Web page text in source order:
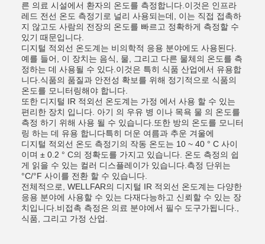
른 의료 시설에서 환자의 온도를 측정합니다.이것은 인프라
레드 전선 온도 측정기로 널리 사용되는데, 이는 직접 접촉하
지 않고도 사람의 전장의 온도를 빠르고 정확하게 측정할 수
있기 때문입니다.
디지털 적외선 온도계는 비의학적 응용 분야에도 사용된다.
예를 들어, 이 장치는 음식, 물, 그리고 다른 물체의 온도를 측
정하는 데 사용될 수 있다.이것은 특히 식품 산업에서 유용합
니다.식품의 품질과 안전성 확보를 위해 정기적으로 식품의
온도를 모니터링해야 합니다.
또한 디지털 IR 적외선 온도계는 가정 에서 사용 할 수 있는
편리한 장치 입니다. 아기 의 우유 병 이나 목욕 물 의 온도를
측정 하기 위해 사용 될 수 있습니다.또한 방의 온도를 모니터
링 하는 데 유용 합니다특히 더운 여름과 추운 겨울에
디지털 적외선 온도 측정기의 작동 온도는 10 ~ 40 ° C 사이
이며 ± 0.2 ° C의 정확도를 가지고 있습니다. 온도 측정의 쉽
게 읽을 수 있는 컬러 디스플레이가 있습니다.측정 단위는
°C/°F 사이를 전환 할 수 있습니다.
전체적으로, WELLFAR의 디지털 IR 적외선 온도계는 다양한
응용 분야에 사용할 수 있는 다재다능하고 신뢰할 수 있는 장
치입니다.비접촉 측정은 의료 분야에서 필수 도구가됩니다.,
식품, 그리고 가정 산업.